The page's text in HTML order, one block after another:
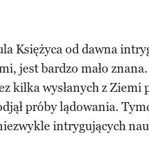
przyjaciela
Księżyca od dawna
jest bardzo mało
kilka wysłanych z Ziemi
próby lądowania.
intrygujących